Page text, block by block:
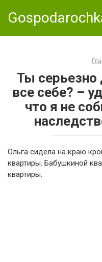
Ты серьезно
все себе? –
что я не
Ольга сидела на краю
квартиры. Бабушкиной
квартиры.